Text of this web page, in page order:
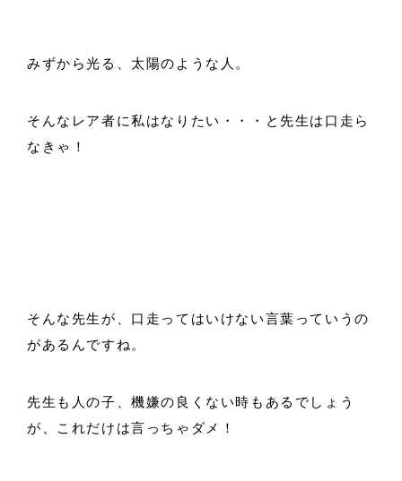
みずから光る、太陽のような人。
そんなレア者に私はなりたい・・・と先生は口走ら
なきゃ！
そんな先生が、口走ってはいけない言葉っていうの
があるんですね。
先生も人の子、機嫌の良くない時もあるでしょう
が、これだけは言っちゃダメ！